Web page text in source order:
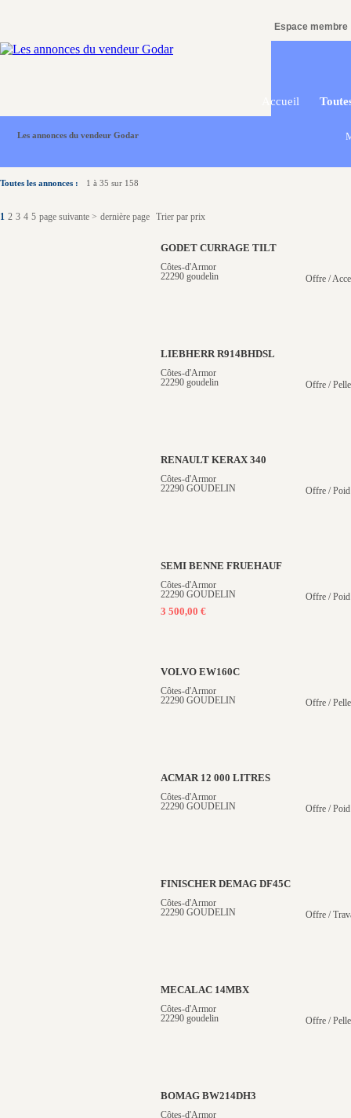
Espace membre
Accueil
Les annonces du vendeur Godar
Toutes les annonces : 1 à 35 sur 158
1 2 3 4 5 page suivante > dernière page Trier par prix
GODET CURRAGE TILT
Côtes-d'Armor
22290 goudelin
Offre /
LIEBHERR R914BHDSL
Côtes-d'Armor
22290 goudelin
Offre /
RENAULT KERAX 340
Côtes-d'Armor
22290 GOUDELIN
Offre /
SEMI BENNE FRUEHAUF
Côtes-d'Armor
22290 GOUDELIN
3 500,00 €
Offre /
VOLVO EW160C
Côtes-d'Armor
22290 GOUDELIN
Offre /
ACMAR 12 000 LITRES
Côtes-d'Armor
22290 GOUDELIN
Offre /
FINISCHER DEMAG DF45C
Côtes-d'Armor
22290 GOUDELIN
Offre /
MECALAC 14MBX
Côtes-d'Armor
22290 goudelin
Offre /
BOMAG BW214DH3
Côtes-d'Armor